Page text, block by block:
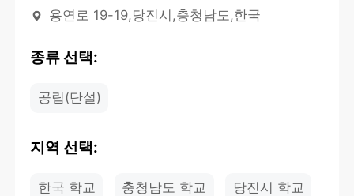
용연로 19-19,당진시,충청남도,한국
종류 선택:
공립(단설)
지역 선택:
한국 학교 충청남도 학교 당진시 학교